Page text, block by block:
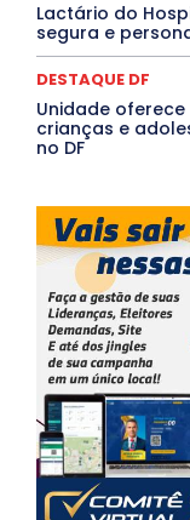
Lactário do
segura e
DESTAQUE DF
Unidade
crianças e
no DF